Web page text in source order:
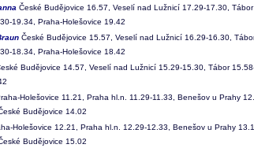
České Budějovice 16.57, Veselí nad Lužnicí 17.29-17.30,
19.34, Praha-Holešovice 19.42
České Budějovice 15.57, Veselí nad Lužnicí 16.29-16.30,
18.34, Praha-Holešovice 18.42
Budějovice 14.57, Veselí nad Lužnicí 15.29-15.30, Tábor
Holešovice 11.21, Praha hl.n. 11.29-11.33, Benešov u Prahy
Budějovice 14.02
Holešovice 12.21, Praha hl.n. 12.29-12.33, Benešov u Prahy
Budějovice 15.02